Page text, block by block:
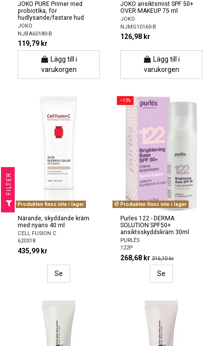
JOKO PURE Primer med
probiotika, för
hudlysande/fastare hud
JOKO
NJBA60180-B
119,79 kr
Lägg till i
varukorgen
JOKO ansiktsmist SPF 50+
OVER MAKEUP 75 ml
JOKO
NJMG10160-B
126,98 kr
Lägg till i
varukorgen
Produkten finns inte i lager
Närande, skyddande kräm
med nyans 40 ml
CELL FUSION C
620318
435,99 kr
Se
−15%
Produkten finns inte i lager
Purles 122 - DERMA
SOLUTION SPF50+
ansiktsskyddskräm 30ml
PURLÉS
122P
268,68 kr 316,10 kr
Se
R